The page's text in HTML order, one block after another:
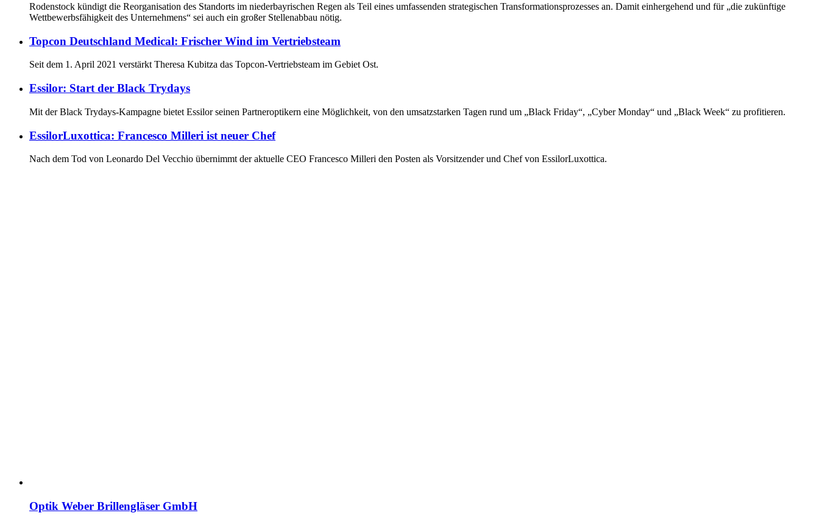
Rodenstock kündigt die Reorganisation des Standorts im niederbayrischen Regen als Teil eines umfassenden strategischen Transformationsprozesses an. Damit einhergehend und für „die zukünftige
Wettbewerbsfähigkeit des Unternehmens“ sei auch ein großer Stellenabbau nötig.
Topcon Deutschland Medical: Frischer Wind im Vertriebsteam
Seit dem 1. April 2021 verstärkt Theresa Kubitza das Topcon-Vertriebsteam im Gebiet Ost.
Essilor: Start der Black Trydays
Mit der Black Trydays-Kampagne bietet Essilor seinen Partneroptikern eine Möglichkeit, von den umsatzstarken Tagen rund um „Black Friday“, „Cyber Monday“ und „Black Week“ zu profitieren.
EssilorLuxottica: Francesco Milleri ist neuer Chef
Nach dem Tod von Leonardo Del Vecchio übernimmt der aktuelle CEO Francesco Milleri den Posten als Vorsitzender und Chef von EssilorLuxottica.
Optik Weber Brillengläser GmbH